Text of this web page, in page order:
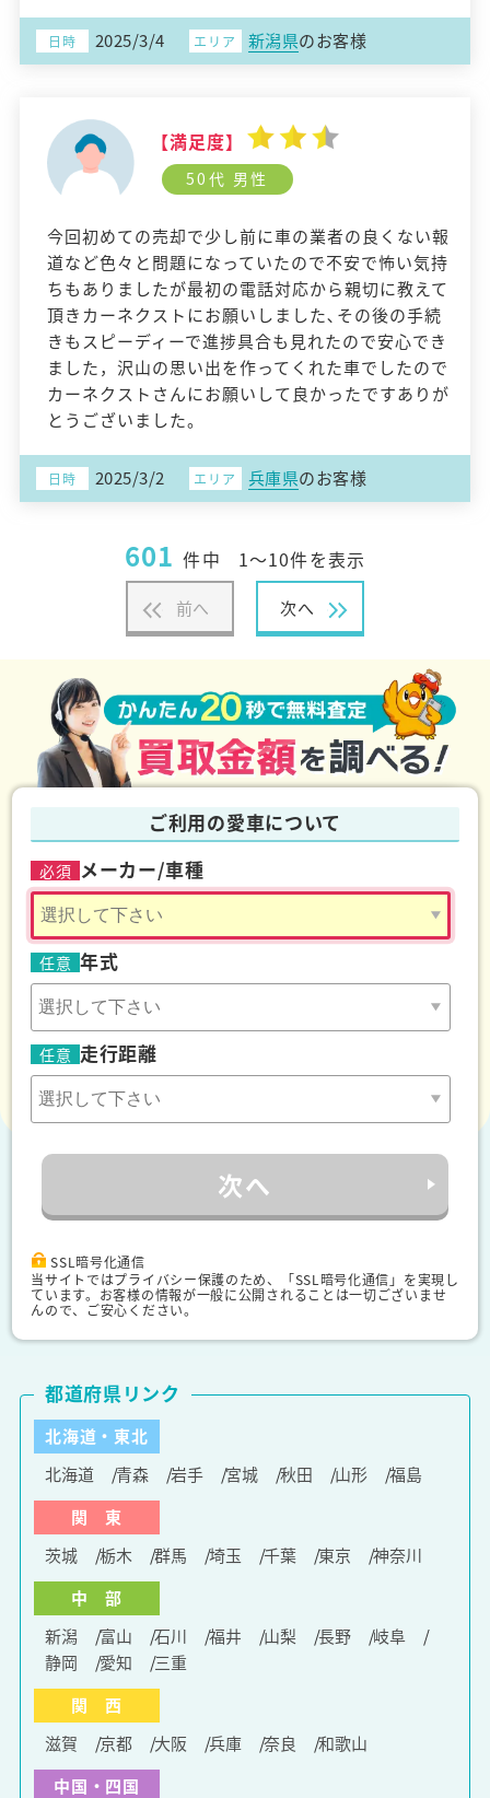
日時 2025/3/4 エリア 新潟県のお客様
【満足度】
50代 男性
今回初めての売却で少し前に車の業者の良くない報
道など色々と問題になっていたので不安で怖い気持
ちもありましたが最初の電話対応から親切に教えて
頂きカーネクストにお願いしました､その後の手続
きもスピーディーで進捗具合も見れたので安心でき
ました，沢山の思い出を作ってくれた車でしたので
カーネクストさんにお願いして良かったですありが
とうございました。
日時 2025/3/2 エリア 兵庫県のお客様
601 件中 1～10件を表示
前へ 次へ
ご利用の愛車について
必須 メーカー/車種
任意 年式
任意 走行距離
次へ
SSL暗号化通信
当サイトではプライバシー保護のため、「SSL暗号化通信」を実現し
ています。お客様の情報が一般に公開されることは一切ございませ
んので、ご安心ください。
北海道・東北
北海道
青森 岩手 宮城 秋田 山形
福島
関 東
茨城
栃木 群馬 埼玉 千葉 東京
神奈川
中 部
新潟
富山 石川 福井 山梨 長野
岐阜
静岡
愛知
三重
関 西
滋賀
京都 大阪 兵庫 奈良
和歌山
中国・四国
都道府県リンク